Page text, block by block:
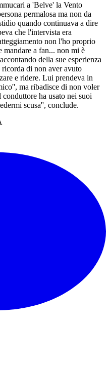
a 'Belve' la Vento
permalosa ma non da
quando continuava a dire
che l'intervista era
non l'ho proprio
a fan... non mi è
della sue esperienza
di non aver avuto
e ridere. Lui prendeva in
ma ribadisce di non voler
ha usato nei suoi
scusa'', conclude.